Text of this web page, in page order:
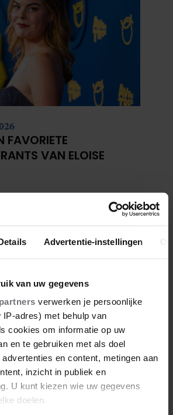
Advertentie-instellingen
van uw gegevens
verwerken je persoonlijke
adres) met behulp van
cookies om informatie op uw
en te gebruiken met als doel
en content, metingen aan
inzicht in publiek en
U kunt kiezen wie uw gegevens
doelen.
FAVORIETE
VAN ELOISE
WILLEM-ALEXANDER
MOOISTE
DOOR DE JAREN